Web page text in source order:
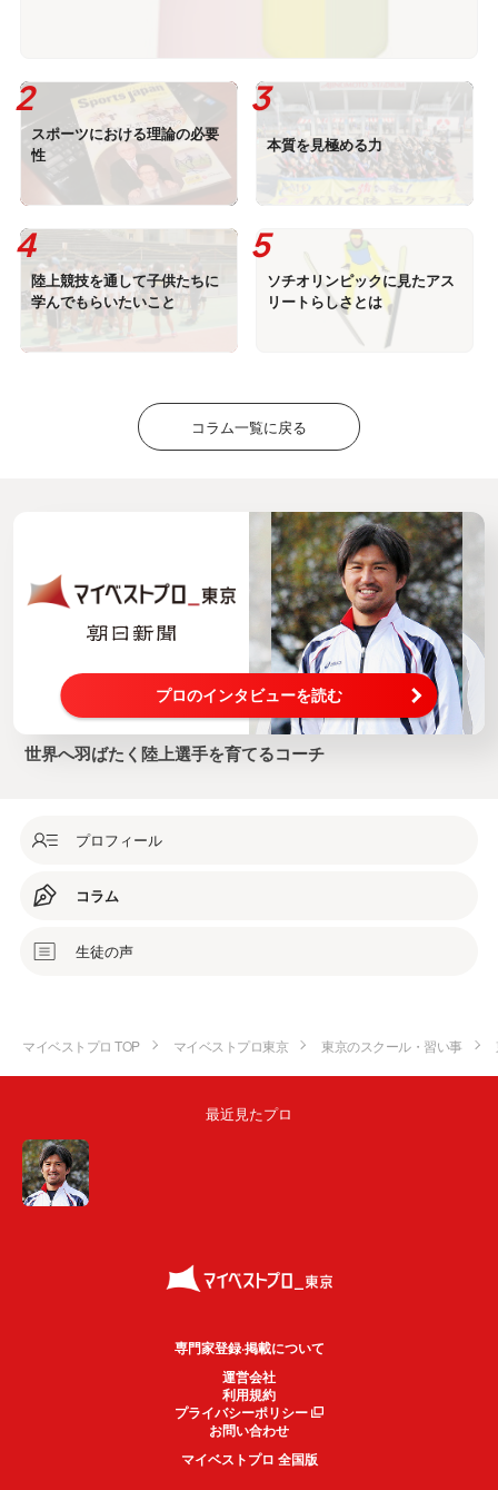
スポーツにおける理論の必要
性
本質を見極める力
陸上競技を通して子供たちに
学んでもらいたいこと
ソチオリンピックに見たアス
リートらしさとは
コラム一覧に戻る
プロのインタビューを読む
世界へ羽ばたく陸上選手を育てるコーチ
プロフィール
コラム
生徒の声
マイベストプロ TOP マイベストプロ東京 東京のスクール・習い事
最近見たプロ
専門家登録·掲載について
運営会社
利用規約
プライバシーポリシー
お問い合わせ
マイベストプロ 全国版